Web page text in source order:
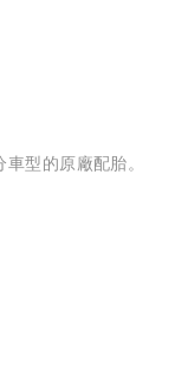
型的原廠配胎。